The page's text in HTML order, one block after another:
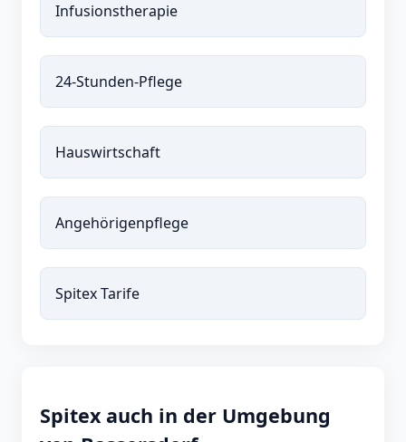
Infusionstherapie
24-Stunden-Pflege
Hauswirtschaft
Angehörigenpflege
Spitex Tarife
Spitex auch in der Umgebung